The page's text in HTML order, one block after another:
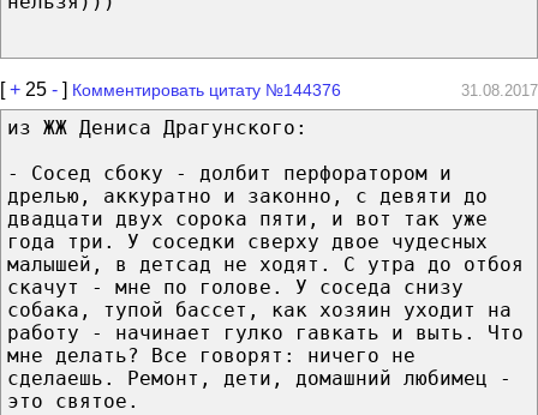
[+ 25 - ] Комментировать цитату №144376 31.08.2017
из ЖЖ Дениса Драгунского:
- Сосед сбоку - долбит перфоратором и
дрелью, аккуратно и законно, с девяти до
двадцати двух сорока пяти, и вот так уже
года три. У соседки сверху двое чудесных
малышей, в детсад не ходят. С утра до отбоя
скачут - мне по голове. У соседа снизу
собака, тупой бассет, как хозяин уходит на
работу - начинает гулко гавкать и выть. Что
мне делать? Все говорят: ничего не
сделаешь. Ремонт, дети, домашний любимец -
это святое.